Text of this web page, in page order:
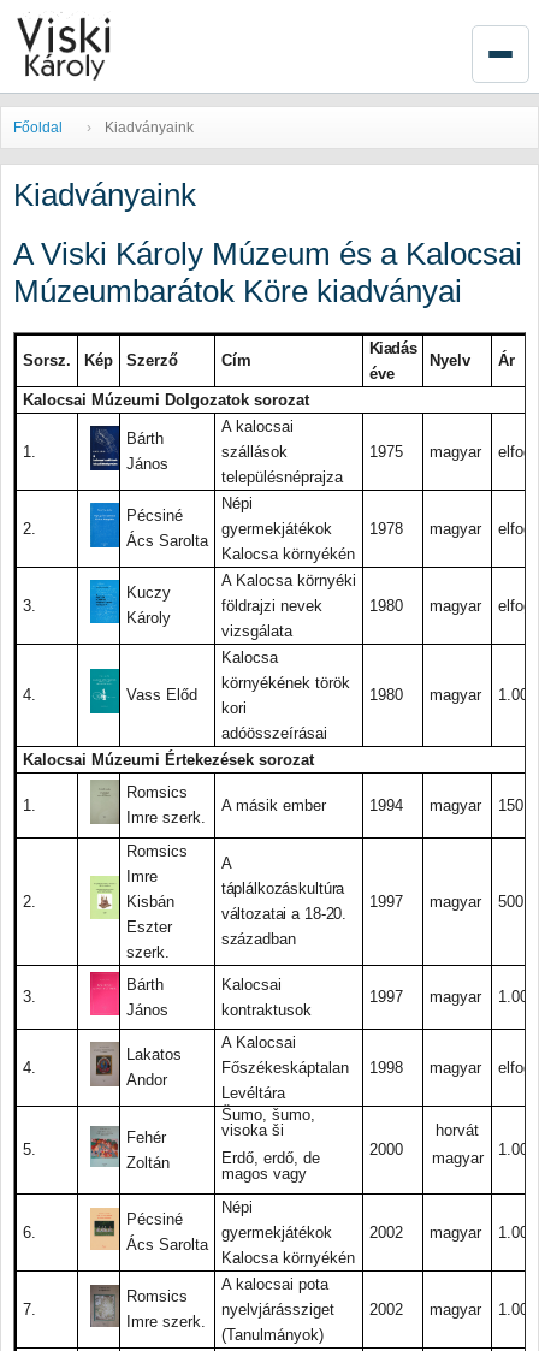
Főoldal Kiadványaink
Kiadványaink
A Viski Károly Múzeum és a Kalocsai
Múzeumbarátok Köre kiadványai
Sorsz. Kép Szerző Cím
Kiadás
éve
Nyelv Ár
Kalocsai Múzeumi Dolgozatok sorozat
1.
Bárth
János
A kalocsai
szállások
településnéprajza
1975 magyar
2.
Pécsiné
Ács Sarolta
Népi
gyermekjátékok
Kalocsa környékén
1978 magyar
3.
Kuczy
Károly
A Kalocsa környéki
földrajzi nevek
vizsgálata
1980 magyar
4. Vass Előd
Kalocsa
környékének török
kori
adóösszeírásai
1980 magyar
Kalocsai Múzeumi Értekezések sorozat
1.
Romsics
Imre szerk.
A másik ember 1994 magyar 150.-
2.
Romsics
Imre
Kisbán
Eszter
szerk.
A
táplálkozáskultúra
változatai a 18-20.
században
1997 magyar 500.-
3.
Bárth
János
Kalocsai
kontraktusok
1997 magyar
4.
Lakatos
Andor
A Kalocsai
Főszékeskáptalan
Levéltára
1998 magyar
5.
Fehér
Zoltán
Šumo, šumo,
visoka ši
Erdő, erdő, de
magos vagy
2000
horvát
magyar
6.
Pécsiné
Ács Sarolta
Népi
gyermekjátékok
Kalocsa környékén
2002 magyar
7.
Romsics
Imre szerk.
A kalocsai pota
nyelvjárássziget
(Tanulmányok)
2002 magyar